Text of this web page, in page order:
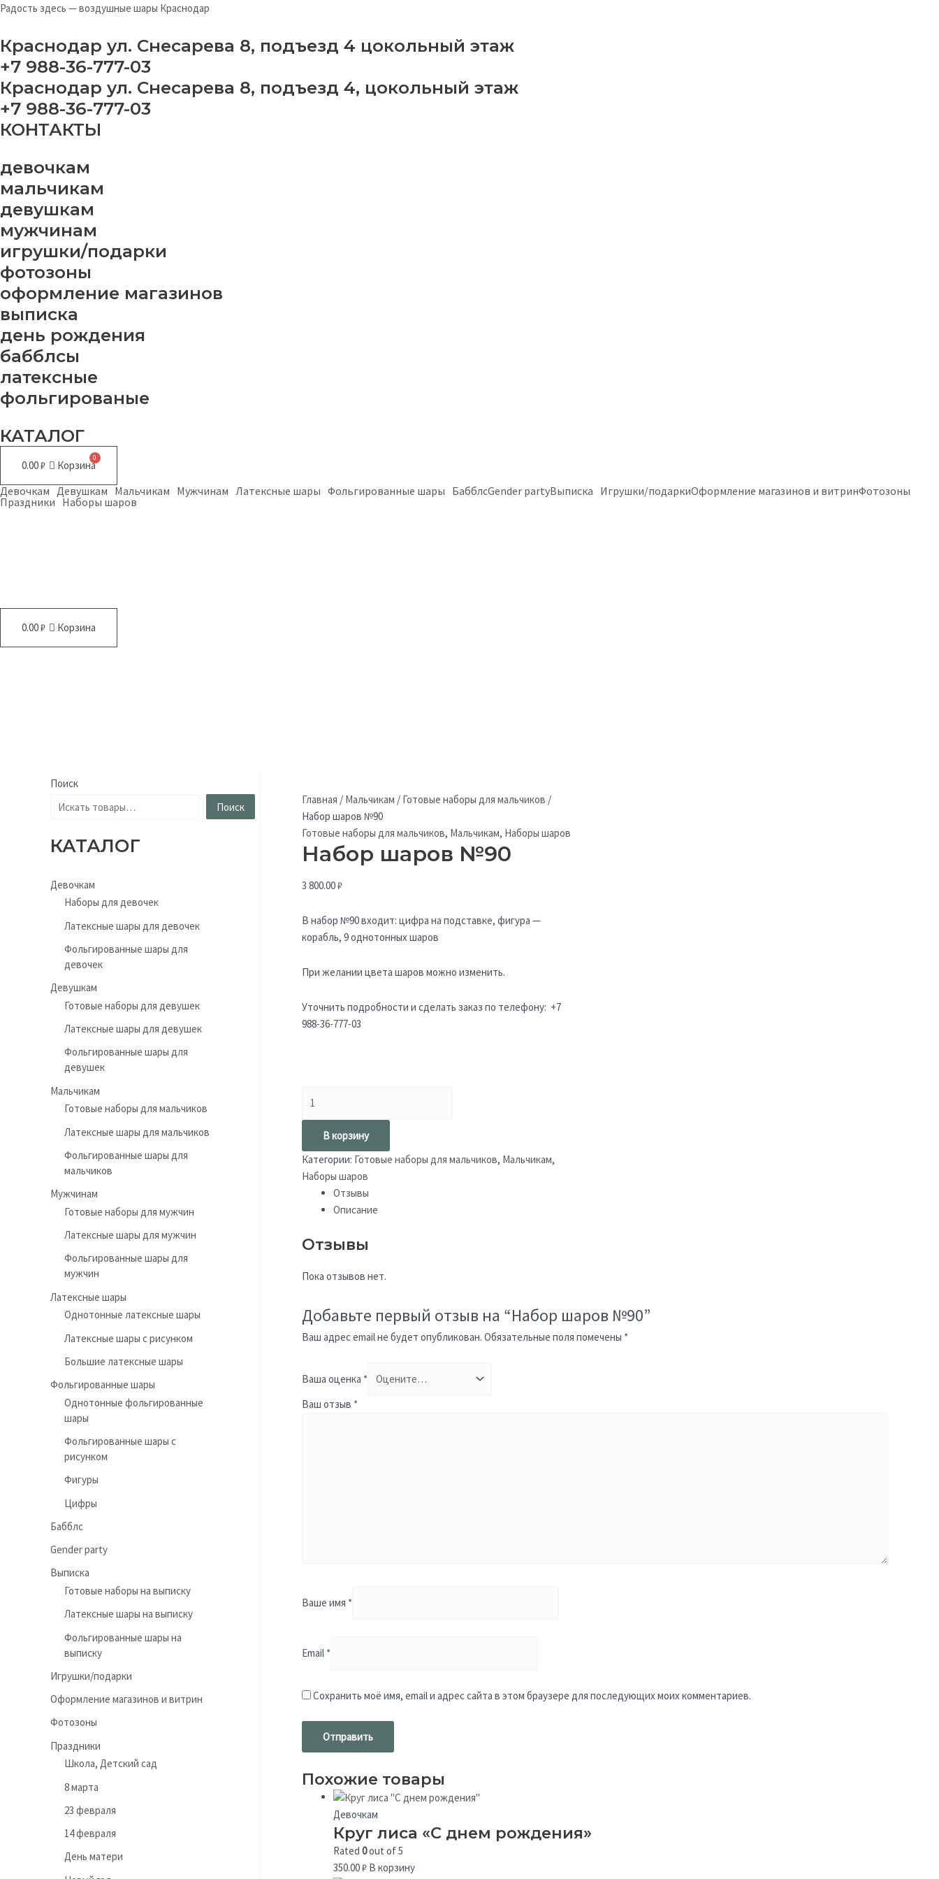
Перейти
содержимому
Радость здесь — воздушные шары Краснодар
Краснодар ул. Снесарева 8, подъезд 4 цокольный этаж
+7 988-36-777-03
Краснодар ул. Снесарева 8, подъезд 4, цокольный этаж
+7 988-36-777-03
КОНТАКТЫ
девочкам
мальчикам
девушкам
мужчинам
игрушки/подарки
фотозоны
оформление магазинов
выписка
день рождения
бабблсы
латексные
фольгированые
КАТАЛОГ
0.00₽ Корзина
Девочкам Девушкам Мальчикам Мужчинам Латексные шары Фольгированные шары БабблсGender partyВыписка Игрушки/подаркиОформление магазинов и витринФотозоны
Праздники Наборы шаров
0.00₽ Корзина
Поиск
Поиск
КАТАЛОГ
Девочкам
Наборы для девочек
Латексные шары для девочек
Фольгированные шары для
девочек
Девушкам
Готовые наборы для девушек
Латексные шары для девушек
Фольгированные шары для
девушек
Мальчикам
Готовые наборы для мальчиков
Латексные шары для мальчиков
Фольгированные шары для
мальчиков
Мужчинам
Готовые наборы для мужчин
Латексные шары для мужчин
Фольгированные шары для
мужчин
Латексные шары
Однотонные латексные шары
Латексные шары с рисунком
Большие латексные шары
Фольгированные шары
Однотонные фольгированные
шары
Фольгированные шары с
рисунком
Фигуры
Цифры
Бабблс
Gender party
Выписка
Готовые наборы на выписку
Латексные шары на выписку
Фольгированные шары на
выписку
Игрушки/подарки
Оформление магазинов и витрин
Фотозоны
Праздники
Школа, Детский сад
8 марта
23 февраля
14 февраля
День матери
Главная / Мальчикам / Готовые наборы для мальчиков /
Набор шаров №90
Готовые наборы для мальчиков, Мальчикам, Наборы шаров
Набор шаров №90
3 800.00₽
В набор №90 входит: цифра на подставке, фигура —
корабль, 9 однотонных шаров
При желании цвета шаров можно изменить.
Уточнить подробности и сделать заказ по телефону: +7
988-36-777-03
№90
quantity
В корзину
Категории: Готовые наборы для мальчиков, Мальчикам,
Наборы шаров
Отзывы
Описание
Отзывы
Пока отзывов нет.
Добавьте первый отзыв на “Набор шаров №90”
Ваш адрес email не будет опубликован. Обязательные поля помечены *
Ваша оценка *
Ваш отзыв *
Ваше имя *
Email *
Сохранить моё имя, email и адрес сайта в этом браузере для последующих моих комментариев.
Похожие товары
Девочкам
Круг лиса «С днем рождения»
Rated 0out of 5
350.00₽ В корзину